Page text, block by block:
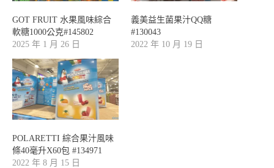
GOT FRUIT 水果風味綜合
軟糖1000公克#145802
2025 年 1 月 26 日
義美益生菌果汁QQ糖
#130043
2022 年 10 月 19 日
POLARETTI 綜合果汁風味
條40毫升X60包 #134971
2022 年 8 月 15 日